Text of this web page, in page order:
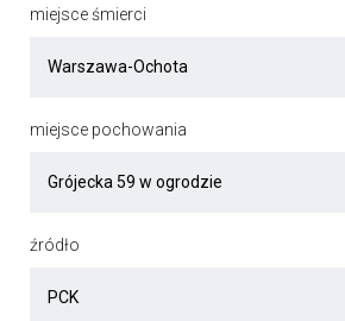
miejsce śmierci
miejsce pochowania
źródło